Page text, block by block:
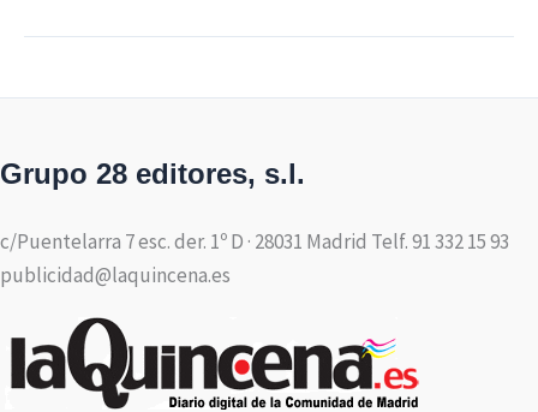
Grupo 28 editores, s.l.
c/Puentelarra 7 esc. der. 1º D · 28031 Madrid Telf. 91 332 15 93
publicidad@laquincena.es